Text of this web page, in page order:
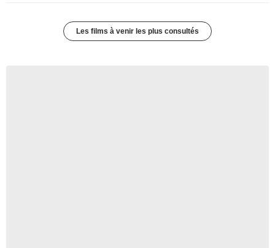
Les films à venir les plus consultés